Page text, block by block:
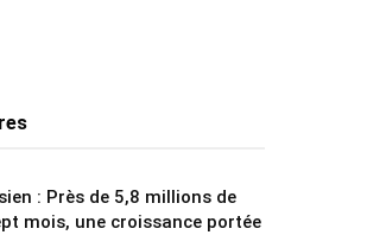
: Près de 5,8 millions de
mois, une croissance portée